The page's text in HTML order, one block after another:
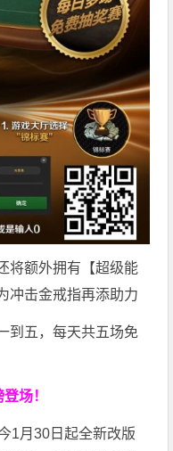
将额外拥有【超级能
冲击金戒指再添助力
到五，每天共五场免
场！
1月30日起全新改版